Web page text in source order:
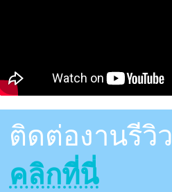
ติดต่องานรีวิว
คลิกที่นี่